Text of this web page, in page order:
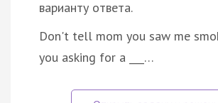
варианту ответа.
Don't tell mom you saw me
you asking for a ___…